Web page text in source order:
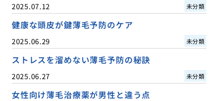
2025.07.12 未分類
健康な頭皮が鍵薄毛予防のケア
2025.06.29 未分類
ストレスを溜めない薄毛予防の秘訣
2025.06.27 未分類
女性向け薄毛治療薬が男性と違う点